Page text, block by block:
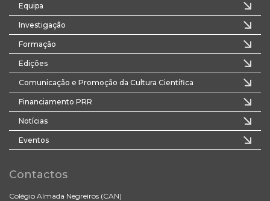
Equipa
Investigação
Formação
Edições
Comunicação e Promoção da Cultura Científica
Financiamento PRR
Notícias
Eventos
Contactos
Colégio Almada Negreiros (CAN)